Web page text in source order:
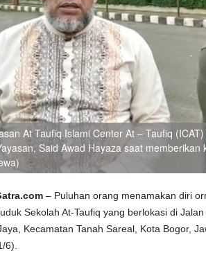
At Taufiq Islami Center At – Taufiq
Said Awad Hayaza saat
– Puluhan orang menamakan diri
Sekolah At-Taufiq yang berlokasi di
Kecamatan Tanah Sareal, Kota Bogor,
6).